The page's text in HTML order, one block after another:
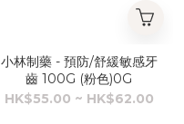
小林制藥 - 預防/舒緩敏感牙
齒 100G (粉色)0G
HK$55.00 ~ HK$62.00